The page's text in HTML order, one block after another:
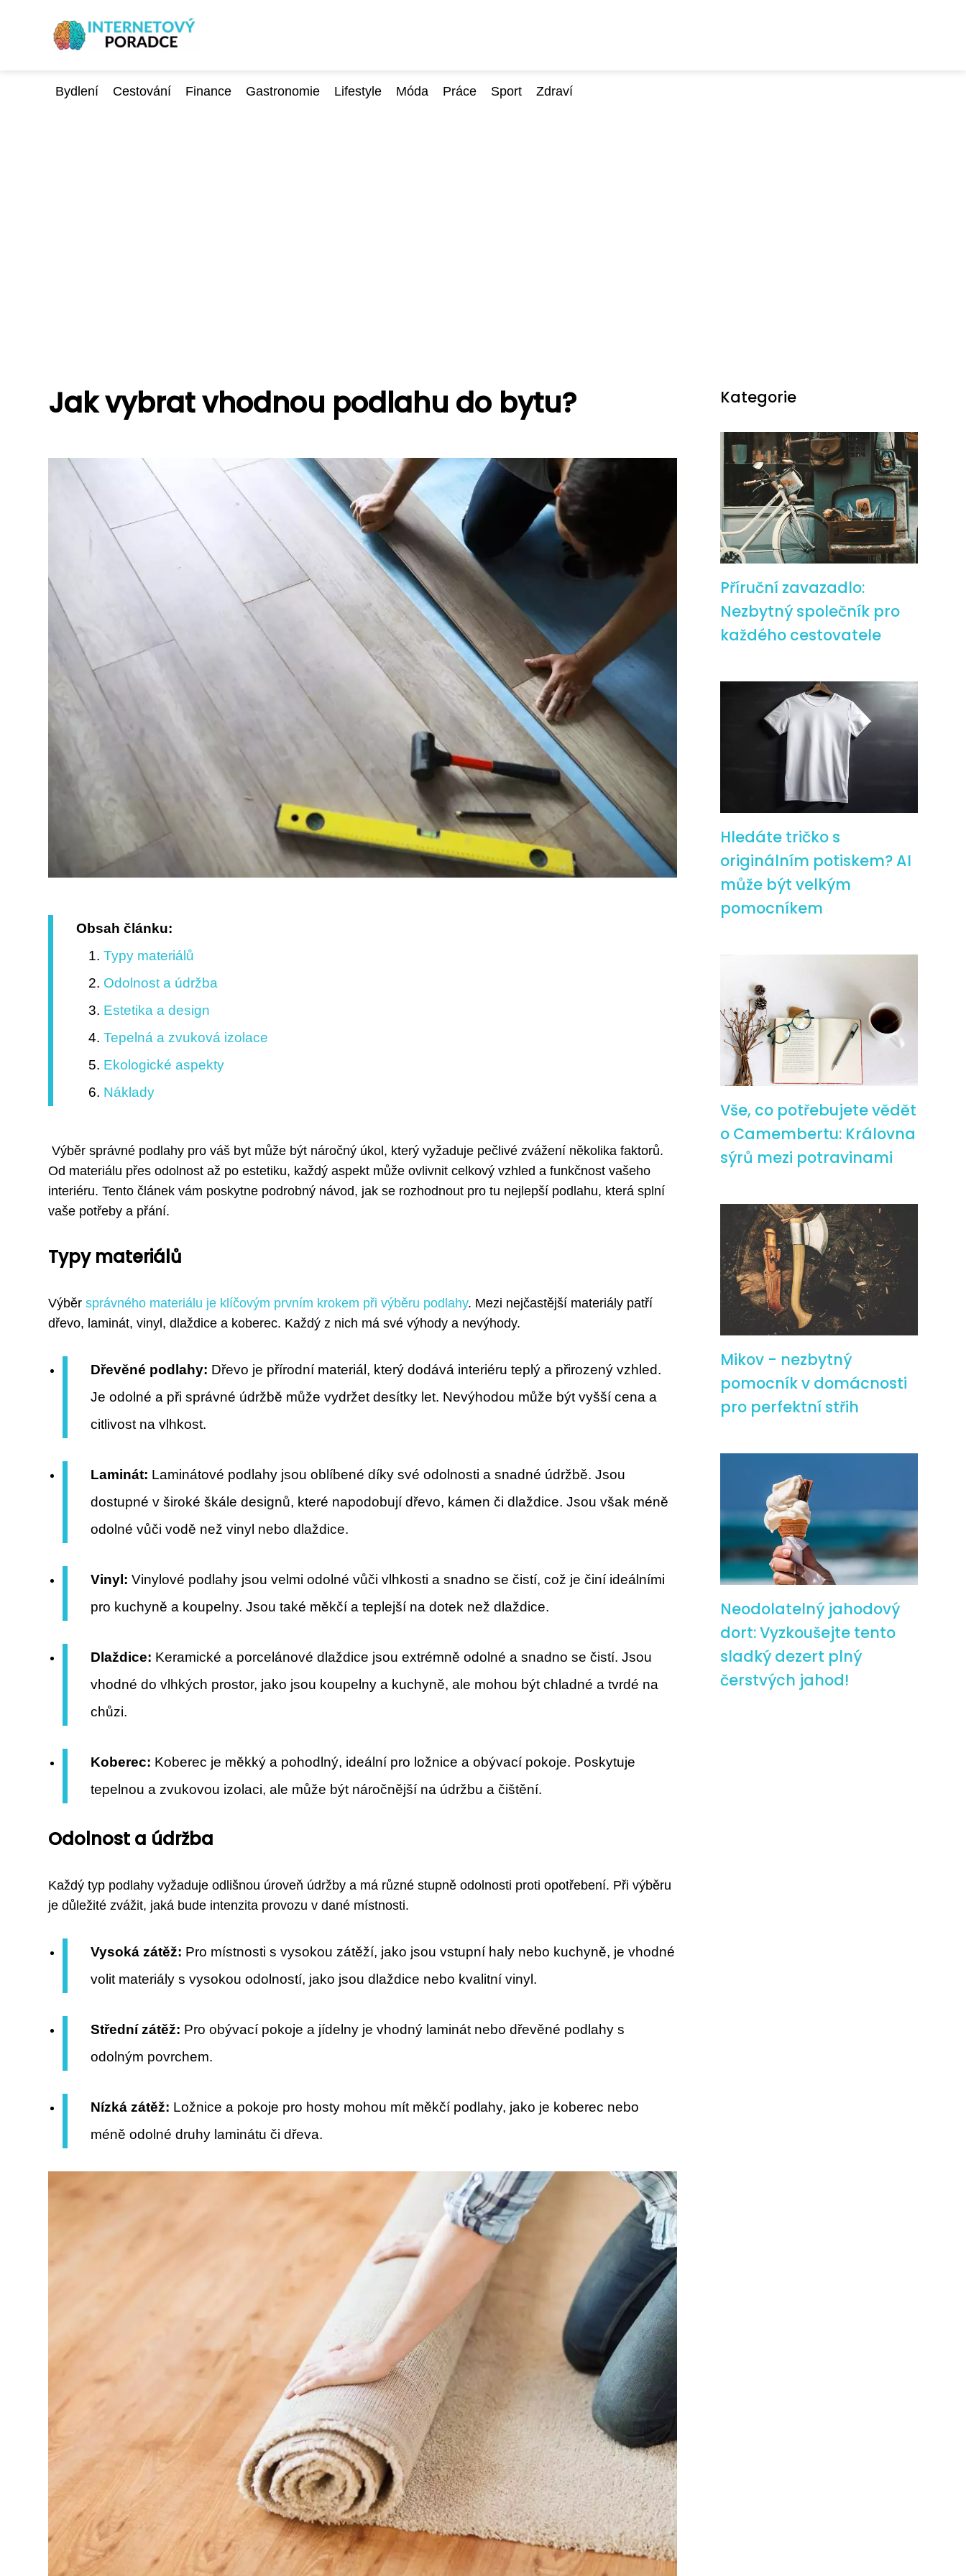
Bydlení Cestování Finance Gastronomie Lifestyle Móda Práce Sport Zdraví
Jak vybrat vhodnou podlahu do bytu?
Obsah článku:
Typy materiálů
Odolnost a údržba
Estetika a design
Tepelná a zvuková izolace
Ekologické aspekty
Náklady
Výběr správné podlahy pro váš byt může být náročný úkol, který vyžaduje pečlivé zvážení několika faktorů.
Od materiálu přes odolnost až po estetiku, každý aspekt může ovlivnit celkový vzhled a funkčnost vašeho
interiéru. Tento článek vám poskytne podrobný návod, jak se rozhodnout pro tu nejlepší podlahu, která splní
vaše potřeby a přání.
Typy materiálů
Výběr správného materiálu je klíčovým prvním krokem při výběru podlahy. Mezi nejčastější materiály patří
dřevo, laminát, vinyl, dlaždice a koberec. Každý z nich má své výhody a nevýhody.
Dřevěné podlahy: Dřevo je přírodní materiál, který dodává interiéru teplý a přirozený vzhled.
Je odolné a při správné údržbě může vydržet desítky let. Nevýhodou může být vyšší cena a
citlivost na vlhkost.
Laminát: Laminátové podlahy jsou oblíbené díky své odolnosti a snadné údržbě. Jsou
dostupné v široké škále designů, které napodobují dřevo, kámen či dlaždice. Jsou však méně
odolné vůči vodě než vinyl nebo dlaždice.
Vinyl: Vinylové podlahy jsou velmi odolné vůči vlhkosti a snadno se čistí, což je činí ideálními
pro kuchyně a koupelny. Jsou také měkčí a teplejší na dotek než dlaždice.
Dlaždice: Keramické a porcelánové dlaždice jsou extrémně odolné a snadno se čistí. Jsou
vhodné do vlhkých prostor, jako jsou koupelny a kuchyně, ale mohou být chladné a tvrdé na
chůzi.
Koberec: Koberec je měkký a pohodlný, ideální pro ložnice a obývací pokoje. Poskytuje
tepelnou a zvukovou izolaci, ale může být náročnější na údržbu a čištění.
Odolnost a údržba
Každý typ podlahy vyžaduje odlišnou úroveň údržby a má různé stupně odolnosti proti opotřebení. Při výběru
je důležité zvážit, jaká bude intenzita provozu v dané místnosti.
Vysoká zátěž: Pro místnosti s vysokou zátěží, jako jsou vstupní haly nebo kuchyně, je vhodné
volit materiály s vysokou odolností, jako jsou dlaždice nebo kvalitní vinyl.
Střední zátěž: Pro obývací pokoje a jídelny je vhodný laminát nebo dřevěné podlahy s
odolným povrchem.
Nízká zátěž: Ložnice a pokoje pro hosty mohou mít měkčí podlahy, jako je koberec nebo
méně odolné druhy laminátu či dřeva.
Kategorie
Příruční zavazadlo:
Nezbytný společník pro
každého cestovatele
Hledáte tričko s
originálním potiskem? AI
může být velkým
pomocníkem
Vše, co potřebujete vědět
o Camembertu: Královna
sýrů mezi potravinami
Mikov - nezbytný
pomocník v domácnosti
pro perfektní střih
Neodolatelný jahodový
dort: Vyzkoušejte tento
sladký dezert plný
čerstvých jahod!